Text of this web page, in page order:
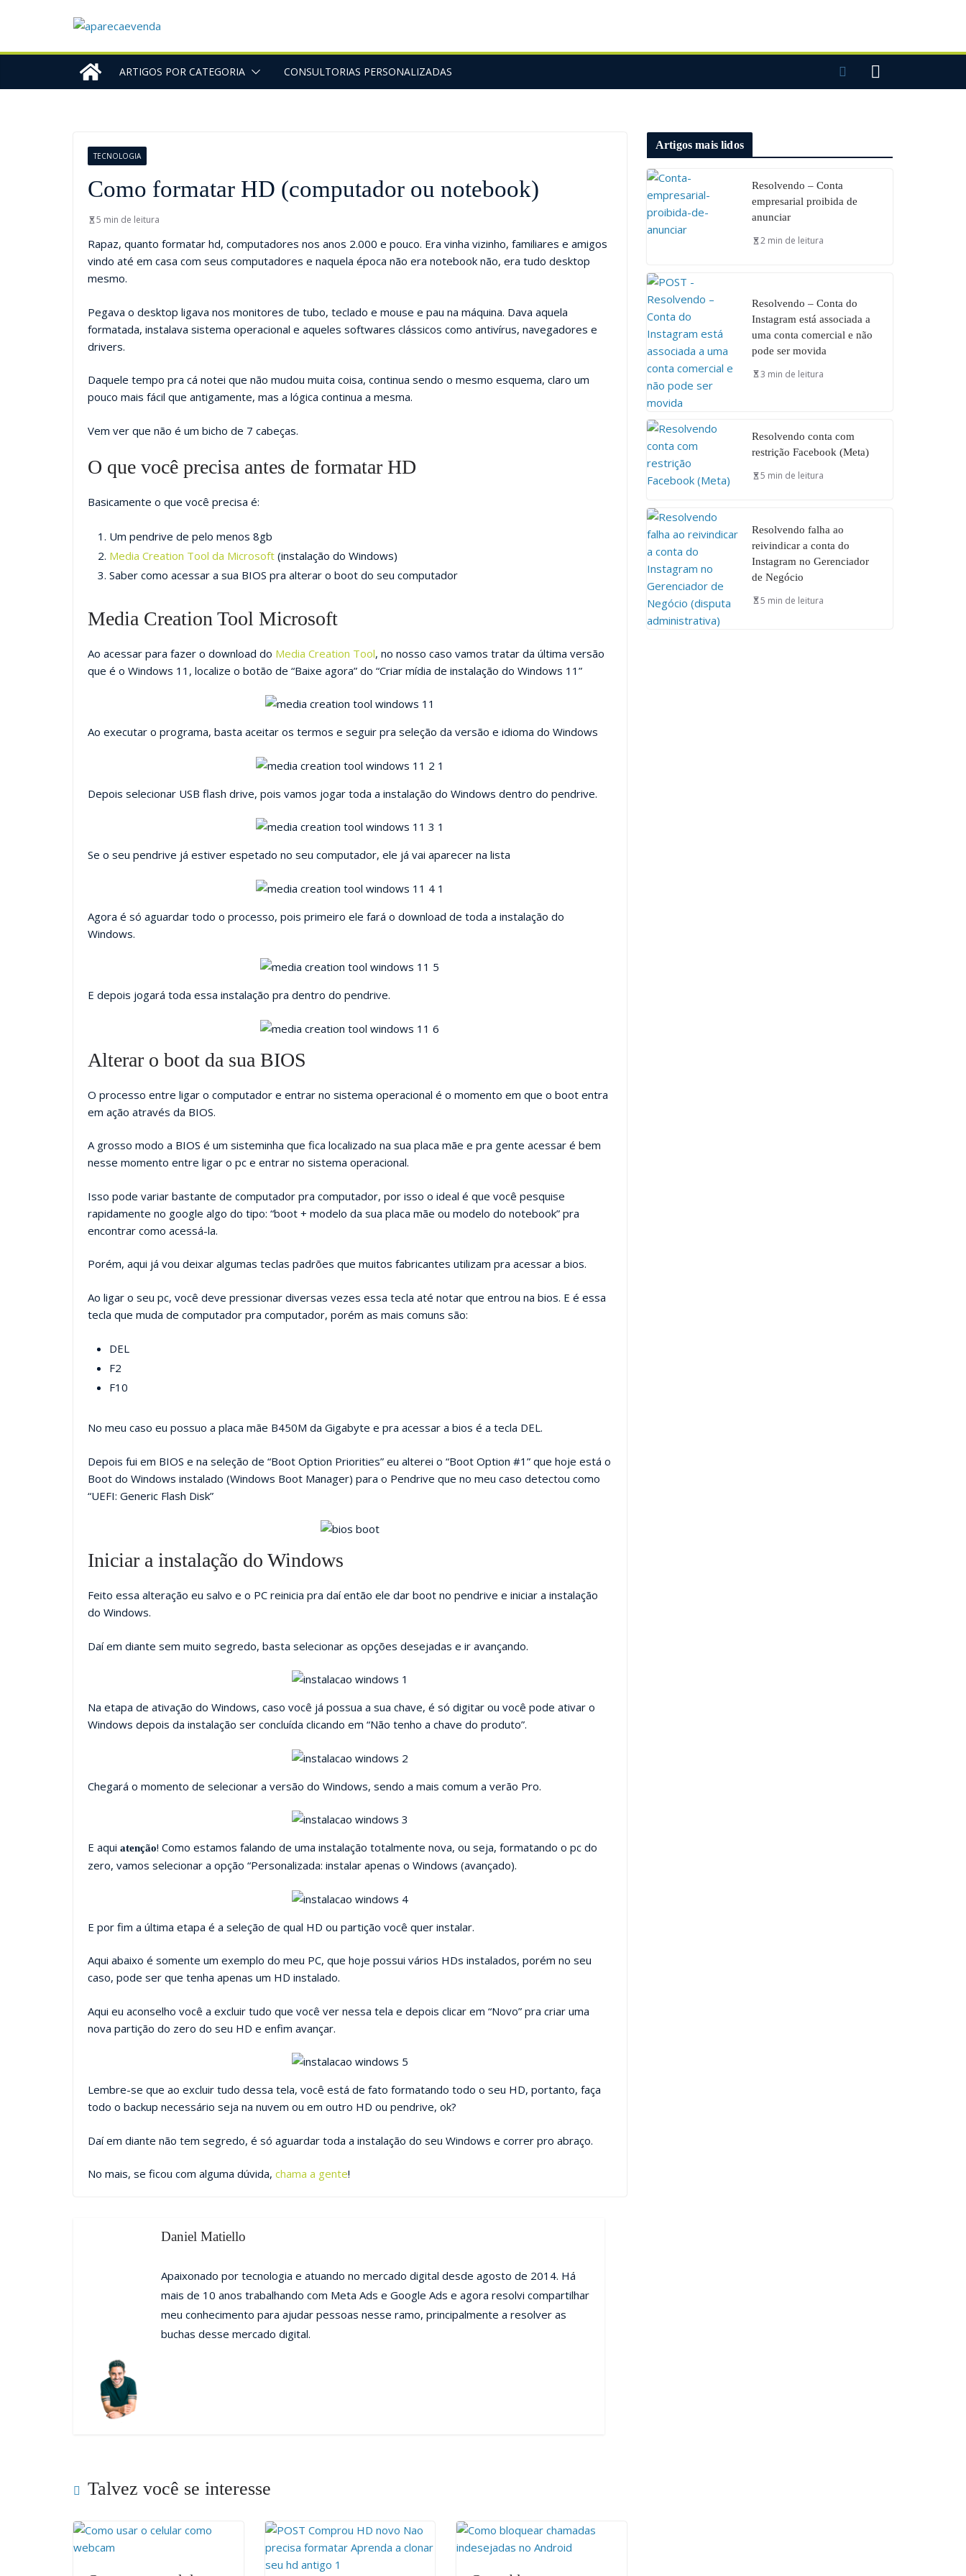
ARTIGOS POR CATEGORIA CONSULTORIAS PERSONALIZADAS
TECNOLOGIA
Como formatar HD (computador ou notebook)
5 min de leitura
Rapaz, quanto formatar hd, computadores nos anos 2.000 e pouco. Era vinha vizinho, familiares e amigos
vindo até em casa com seus computadores e naquela época não era notebook não, era tudo desktop
mesmo.
Pegava o desktop ligava nos monitores de tubo, teclado e mouse e pau na máquina. Dava aquela
formatada, instalava sistema operacional e aqueles softwares clássicos como antivírus, navegadores e
drivers.
Daquele tempo pra cá notei que não mudou muita coisa, continua sendo o mesmo esquema, claro um
pouco mais fácil que antigamente, mas a lógica continua a mesma.
Vem ver que não é um bicho de 7 cabeças.
O que você precisa antes de formatar HD
Basicamente o que você precisa é:
Um pendrive de pelo menos 8gb
Media Creation Tool da Microsoft (instalação do Windows)
Saber como acessar a sua BIOS pra alterar o boot do seu computador
Media Creation Tool Microsoft
Ao acessar para fazer o download do Media Creation Tool, no nosso caso vamos tratar da última versão
que é o Windows 11, localize o botão de “Baixe agora” do “Criar mídia de instalação do Windows 11”
Ao executar o programa, basta aceitar os termos e seguir pra seleção da versão e idioma do Windows
Depois selecionar USB flash drive, pois vamos jogar toda a instalação do Windows dentro do pendrive.
Se o seu pendrive já estiver espetado no seu computador, ele já vai aparecer na lista
Agora é só aguardar todo o processo, pois primeiro ele fará o download de toda a instalação do
Windows.
E depois jogará toda essa instalação pra dentro do pendrive.
Alterar o boot da sua BIOS
O processo entre ligar o computador e entrar no sistema operacional é o momento em que o boot entra
em ação através da BIOS.
A grosso modo a BIOS é um sisteminha que fica localizado na sua placa mãe e pra gente acessar é bem
nesse momento entre ligar o pc e entrar no sistema operacional.
Isso pode variar bastante de computador pra computador, por isso o ideal é que você pesquise
rapidamente no google algo do tipo: “boot + modelo da sua placa mãe ou modelo do notebook” pra
encontrar como acessá-la.
Porém, aqui já vou deixar algumas teclas padrões que muitos fabricantes utilizam pra acessar a bios.
Ao ligar o seu pc, você deve pressionar diversas vezes essa tecla até notar que entrou na bios. E é essa
tecla que muda de computador pra computador, porém as mais comuns são:
DEL
F2
F10
No meu caso eu possuo a placa mãe B450M da Gigabyte e pra acessar a bios é a tecla DEL.
Depois fui em BIOS e na seleção de “Boot Option Priorities” eu alterei o “Boot Option #1” que hoje está o
Boot do Windows instalado (Windows Boot Manager) para o Pendrive que no meu caso detectou como
“UEFI: Generic Flash Disk”
Iniciar a instalação do Windows
Feito essa alteração eu salvo e o PC reinicia pra daí então ele dar boot no pendrive e iniciar a instalação
do Windows.
Daí em diante sem muito segredo, basta selecionar as opções desejadas e ir avançando.
Na etapa de ativação do Windows, caso você já possua a sua chave, é só digitar ou você pode ativar o
Windows depois da instalação ser concluída clicando em “Não tenho a chave do produto”.
Chegará o momento de selecionar a versão do Windows, sendo a mais comum a verão Pro.
E aqui atenção! Como estamos falando de uma instalação totalmente nova, ou seja, formatando o pc do
zero, vamos selecionar a opção “Personalizada: instalar apenas o Windows (avançado).
E por fim a última etapa é a seleção de qual HD ou partição você quer instalar.
Aqui abaixo é somente um exemplo do meu PC, que hoje possui vários HDs instalados, porém no seu
caso, pode ser que tenha apenas um HD instalado.
Aqui eu aconselho você a excluir tudo que você ver nessa tela e depois clicar em “Novo” pra criar uma
nova partição do zero do seu HD e enfim avançar.
Lembre-se que ao excluir tudo dessa tela, você está de fato formatando todo o seu HD, portanto, faça
todo o backup necessário seja na nuvem ou em outro HD ou pendrive, ok?
Daí em diante não tem segredo, é só aguardar toda a instalação do seu Windows e correr pro abraço.
No mais, se ficou com alguma dúvida, chama a gente!
Daniel Matiello
Apaixonado por tecnologia e atuando no mercado digital desde agosto de 2014. Há
mais de 10 anos trabalhando com Meta Ads e Google Ads e agora resolvi compartilhar
meu conhecimento para ajudar pessoas nesse ramo, principalmente a resolver as
buchas desse mercado digital.
Talvez você se interesse
Artigos mais lidos
Resolvendo – Conta
empresarial proibida de
anunciar
2 min de leitura
Resolvendo – Conta do
Instagram está associada a
uma conta comercial e não
pode ser movida
3 min de leitura
Resolvendo conta com
restrição Facebook (Meta)
5 min de leitura
Resolvendo falha ao
reivindicar a conta do
Instagram no Gerenciador
de Negócio
5 min de leitura